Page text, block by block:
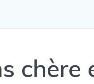
chère